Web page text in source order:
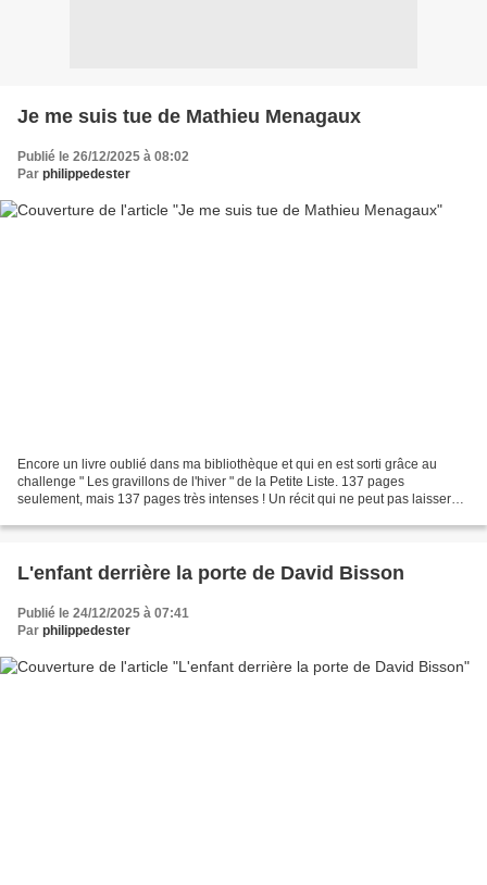
Je me suis tue de Mathieu Menagaux
Publié le 26/12/2025 à 08:02
Par philippedester
Encore un livre oublié dans ma bibliothèque et qui en est sorti grâce au
challenge " Les gravillons de l'hiver " de la Petite Liste. 137 pages
seulement, mais 137 pages très intenses ! Un récit qui ne peut pas laisser
L'enfant derrière la porte de David Bisson
Publié le 24/12/2025 à 07:41
Par philippedester